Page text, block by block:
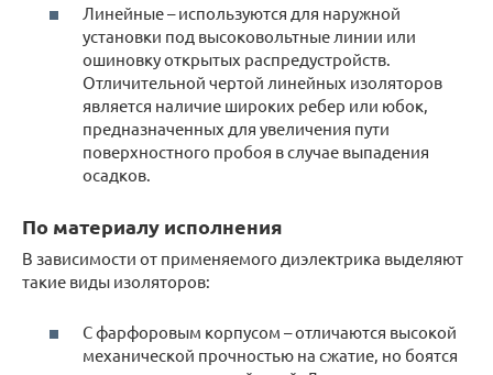
Линейные – используются для наружной
установки под высоковольтные линии или
ошиновку открытых распредустройств.
Отличительной чертой линейных изоляторов
является наличие широких ребер или юбок,
предназначенных для увеличения пути
поверхностного пробоя в случае выпадения
осадков.
По материалу исполнения
В зависимости от применяемого диэлектрика выделяют
такие виды изоляторов:
С фарфоровым корпусом – отличаются высокой
механической прочностью на сжатие, но боятся